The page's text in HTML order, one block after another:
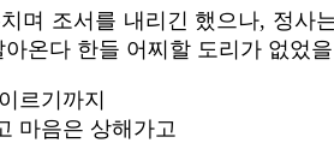
며 조서를 내리긴 했으나, 정
온다 한들 어찌할 도리가 없었
르기까지
마음은 상해가고